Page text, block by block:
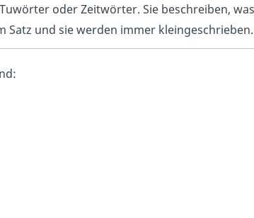
oder Zeitwörter. Sie beschreiben,
Satz und sie werden immer kleingeschrieben.